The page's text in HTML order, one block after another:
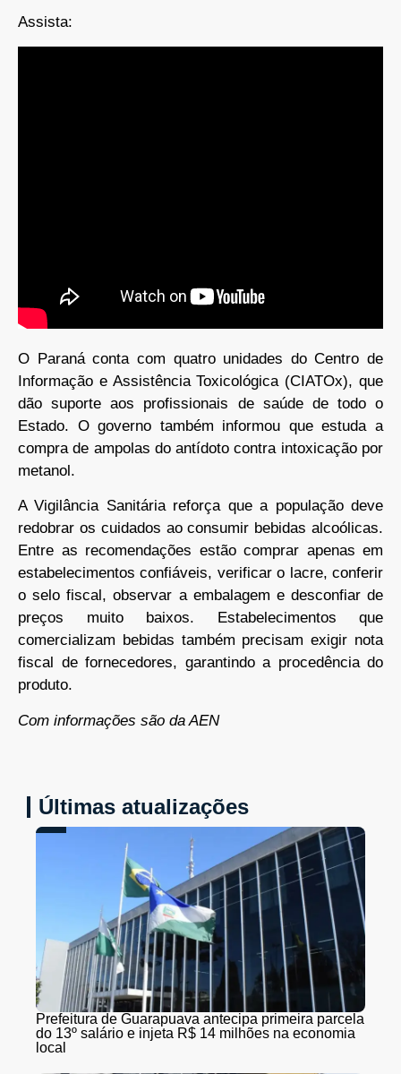
Assista:
O Paraná conta com quatro unidades do Centro de
Informação e Assistência Toxicológica (CIATOx), que
dão suporte aos profissionais de saúde de todo o
Estado. O governo também informou que estuda a
compra de ampolas do antídoto contra intoxicação por
metanol.
A Vigilância Sanitária reforça que a população deve
redobrar os cuidados ao consumir bebidas alcoólicas.
Entre as recomendações estão comprar apenas em
estabelecimentos confiáveis, verificar o lacre, conferir
o selo fiscal, observar a embalagem e desconfiar de
preços muito baixos. Estabelecimentos que
comercializam bebidas também precisam exigir nota
fiscal de fornecedores, garantindo a procedência do
produto.
Com informações são da AEN
Últimas atualizações
Prefeitura de Guarapuava antecipa primeira parcela
do 13º salário e injeta R$ 14 milhões na economia
local